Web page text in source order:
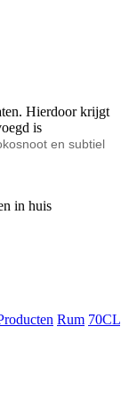
Hierdoor krijgt
is
en subtiel
in huis
Rum 70CL